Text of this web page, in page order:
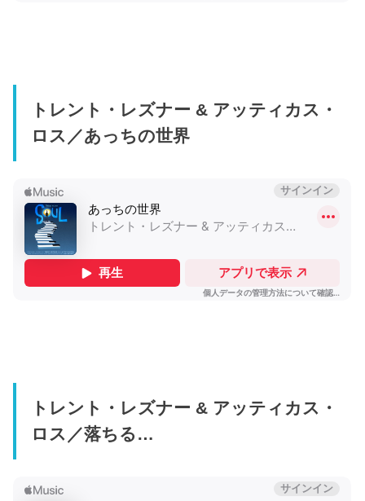
トレント・レズナー & アッティカス・
ロス／あっちの世界
トレント・レズナー & アッティカス・
ロス／落ちる…